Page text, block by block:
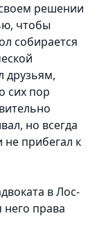
решении
чтобы
собирается
друзьям,
сих пор
но всегда
прибегал к
в Лос-
него права